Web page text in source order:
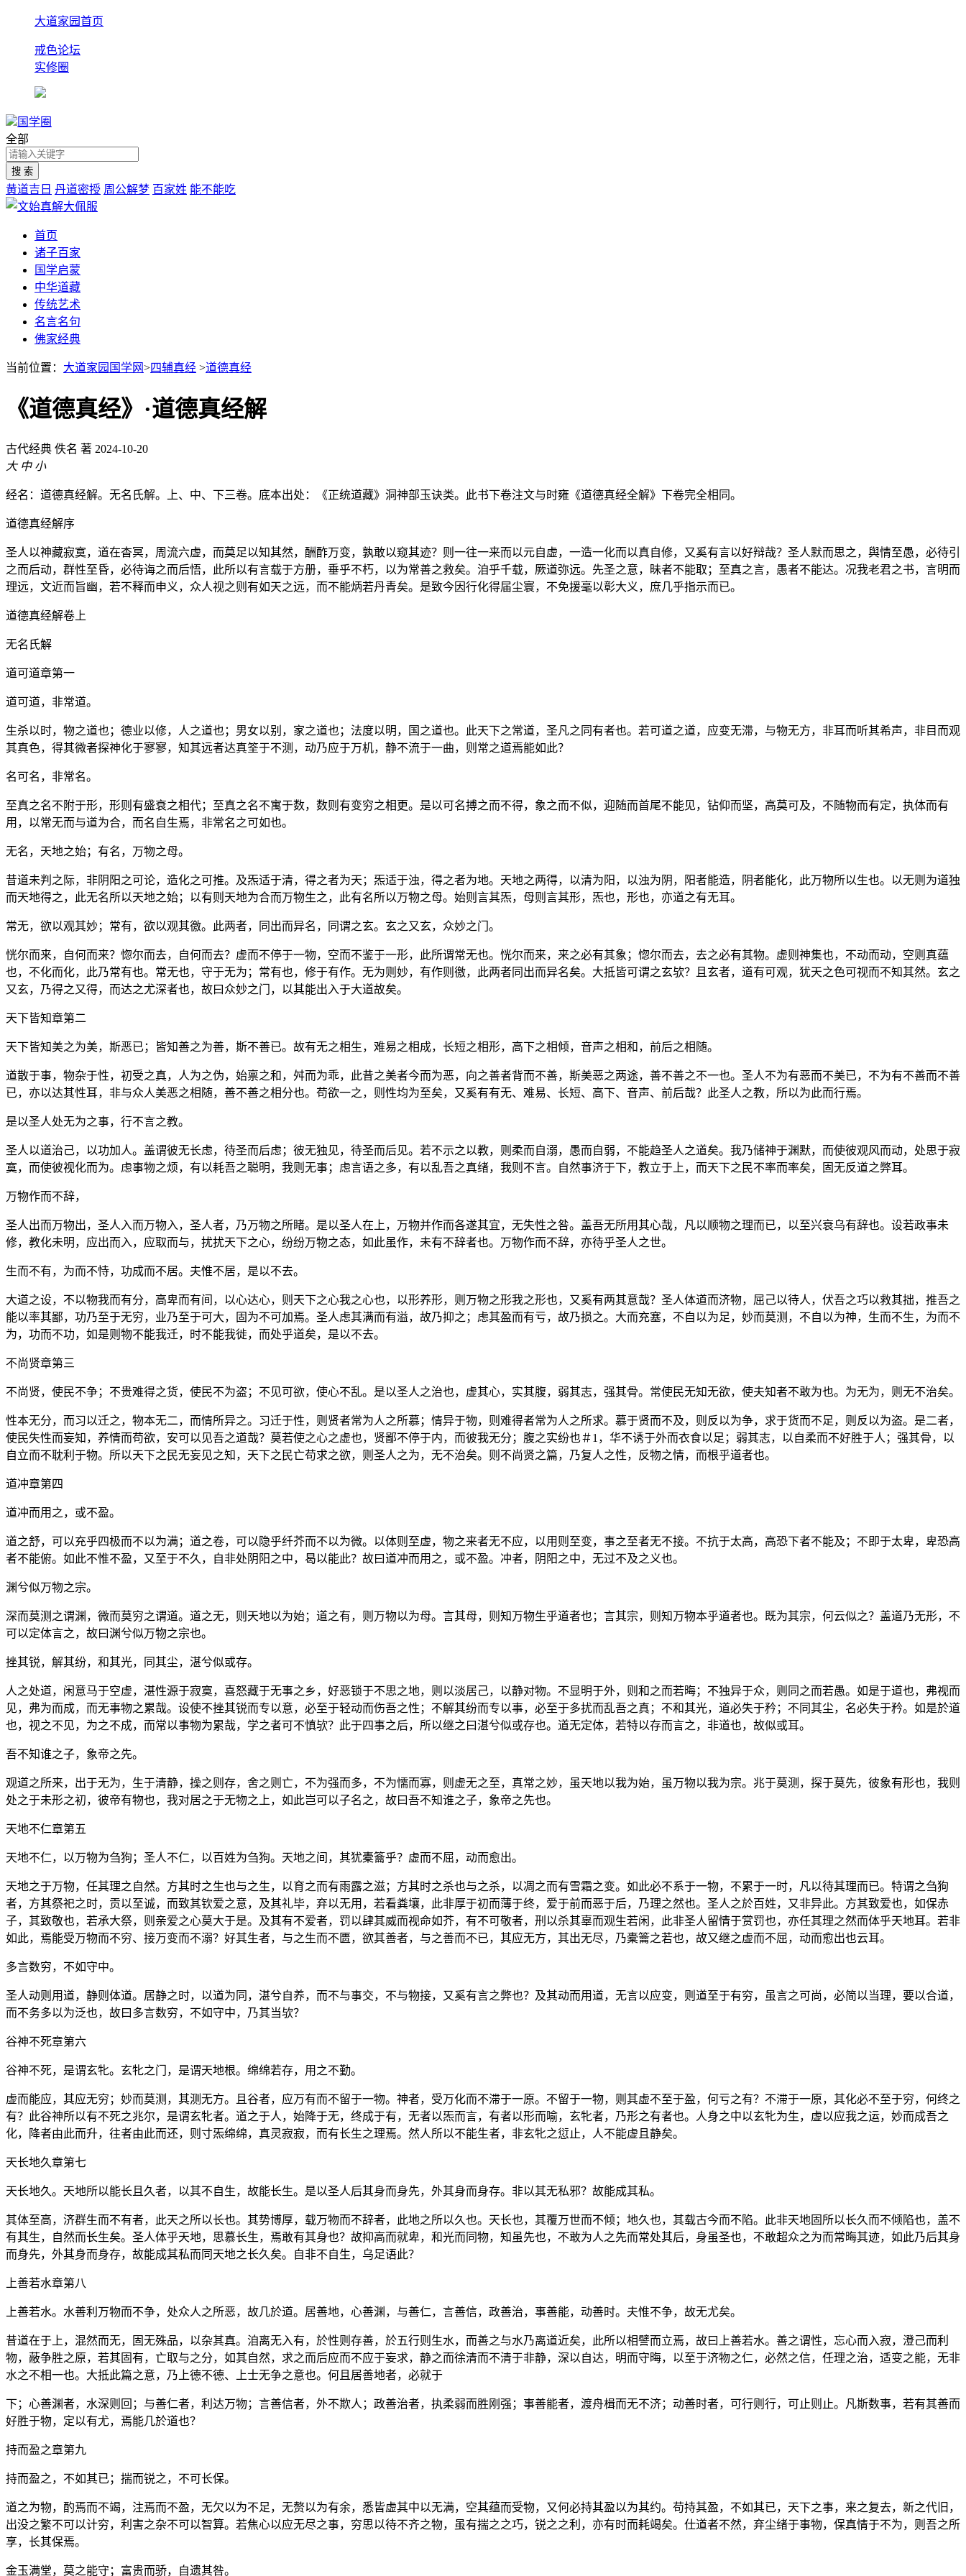
大道家园首页
戒色论坛
实修圈
国学圈
全部
黄道吉日 丹道密授 周公解梦 百家姓 能不能吃
首页
诸子百家
国学启蒙
中华道藏
传统艺术
名言名句
佛家经典
当前位置： 大道家园国学网>四辅真经 >道德真经
《道德真经》·道德真经解
古代经典 佚名 著 2024-10-20
大 中 小
经名：道德真经解。无名氏解。上、中、下三卷。底本出处：《正统道藏》洞神部玉诀类。此书下卷注文与时雍《道德真经全解》下卷完全相同。
道德真经解序
圣人以神藏寂寞，道在杳冥，周流六虚，而莫足以知其然，酬酢万变，孰敢以窥其迹？则一往一来而以元自虚，一造一化而以真自修，又奚有言以好辩哉？圣人默而思之，舆情至愚，必待引
之而后动，群性至昏，必待诲之而后悟，此所以有言载于方册，垂乎不朽，以为常善之救矣。洎乎千载，厥道弥远。先圣之意，昧者不能取；至真之言，愚者不能达。况我老君之书，言明而
理远，文近而旨幽，若不释而申义，众人视之则有如天之远，而不能炳若丹青矣。是致今因行化得届尘寰，不免援毫以彰大义，庶几乎指示而已。
道德真经解卷上
无名氏解
道可道章第一
道可道，非常道。
生杀以时，物之道也；德业以修，人之道也；男女以别，家之道也；法度以明，国之道也。此天下之常道，圣凡之同有者也。若可道之道，应变无滞，与物无方，非耳而听其希声，非目而观
其真色，得其微者探神化于寥寥，知其远者达真筌于不测，动乃应于万机，静不流于一曲，则常之道焉能如此？
名可名，非常名。
至真之名不附于形，形则有盛衰之相代；至真之名不寓于数，数则有变穷之相更。是以可名搏之而不得，象之而不似，迎随而首尾不能见，钻仰而坚，高莫可及，不随物而有定，执体而有
用，以常无而与道为合，而名自生焉，非常名之可如也。
无名，天地之始；有名，万物之母。
昔道未判之际，非阴阳之可论，造化之可推。及炁适于清，得之者为天；炁适于浊，得之者为地。天地之两得，以清为阳，以浊为阴，阳者能造，阴者能化，此万物所以生也。以无则为道独
而天地得之，此无名所以天地之始；以有则天地为合而万物生之，此有名所以万物之母。始则言其炁，母则言其形，炁也，形也，亦道之有无耳。
常无，欲以观其妙；常有，欲以观其徼。此两者，同出而异名，同谓之玄。玄之又玄，众妙之门。
恍尔而来，自何而来？惚尔而去，自何而去？虚而不停于一物，空而不鉴于一形，此所谓常无也。恍尔而来，来之必有其象；惚尔而去，去之必有其物。虚则神集也，不动而动，空则真蕴
也，不化而化，此乃常有也。常无也，守于无为；常有也，修于有作。无为则妙，有作则徼，此两者同出而异名矣。大抵皆可谓之玄欤？且玄者，道有可观，犹天之色可视而不知其然。玄之
又玄，乃得之又得，而达之尤深者也，故曰众妙之门，以其能出入于大道故矣。
天下皆知章第二
天下皆知美之为美，斯恶已；皆知善之为善，斯不善已。故有无之相生，难易之相成，长短之相形，高下之相倾，音声之相和，前后之相随。
道散于事，物杂于性，初受之真，人为之伪，始禀之和，舛而为乖，此昔之美者今而为恶，向之善者背而不善，斯美恶之两途，善不善之不一也。圣人不为有恶而不美已，不为有不善而不善
已，亦以达其性耳，非与众人美恶之相随，善不善之相分也。苟欲一之，则性均为至矣，又奚有有无、难易、长短、高下、音声、前后哉？此圣人之教，所以为此而行焉。
是以圣人处无为之事，行不言之教。
圣人以道治己，以功加人。盖谓彼无长虑，待圣而后虑；彼无独见，待圣而后见。若不示之以教，则柔而自溺，愚而自弱，不能趋圣人之道矣。我乃储神于渊默，而使彼观风而动，处思于寂
寞，而使彼视化而为。虑事物之烦，有以耗吾之聪明，我则无事；虑言语之多，有以乱吾之真绪，我则不言。自然事济于下，教立于上，而天下之民不率而率矣，固无反道之弊耳。
万物作而不辞，
圣人出而万物出，圣人入而万物入，圣人者，乃万物之所睹。是以圣人在上，万物并作而各遂其宜，无失性之咎。盖吾无所用其心哉，凡以顺物之理而已，以至兴衰乌有辞也。设若政事未
修，教化未明，应出而入，应取而与，扰扰天下之心，纷纷万物之态，如此虽作，未有不辞者也。万物作而不辞，亦待乎圣人之世。
生而不有，为而不恃，功成而不居。夫惟不居，是以不去。
大道之设，不以物我而有分，高卑而有间，以心达心，则天下之心我之心也，以形养形，则万物之形我之形也，又奚有两其意哉？圣人体道而济物，屈己以待人，伏吾之巧以救其拙，推吾之
能以率其鄙，功乃至于无穷，业乃至于可大，固为不可加焉。圣人虑其满而有溢，故乃抑之；虑其盈而有亏，故乃损之。大而充塞，不自以为足，妙而莫测，不自以为神，生而不生，为而不
为，功而不功，如是则物不能我迁，时不能我徙，而处乎道矣，是以不去。
不尚贤章第三
不尚贤，使民不争；不贵难得之货，使民不为盗；不见可欲，使心不乱。是以圣人之治也，虚其心，实其腹，弱其志，强其骨。常使民无知无欲，使夫知者不敢为也。为无为，则无不治矣。
性本无分，而习以迁之，物本无二，而情所异之。习迁于性，则贤者常为人之所慕；情异于物，则难得者常为人之所求。慕于贤而不及，则反以为争，求于货而不足，则反以为盗。是二者，
使民失性而妄知，养情而苟欲，安可以见吾之道哉？莫若使之心之虚也，贤鄙不停于内，而彼我无分；腹之实纷也＃1，华不诱于外而衣食以足；弱其志，以自柔而不好胜于人；强其骨，以
自立而不耽利于物。所以天下之民无妄见之知，天下之民亡苟求之欲，则圣人之为，无不治矣。则不尚贤之篇，乃复人之性，反物之情，而根乎道者也。
道冲章第四
道冲而用之，或不盈。
道之舒，可以充乎四极而不以为满；道之卷，可以隐乎纤芥而不以为微。以体则至虚，物之来者无不应，以用则至变，事之至者无不接。不抗于太高，高恐下者不能及；不即于太卑，卑恐高
者不能俯。如此不惟不盈，又至于不久，自非处阴阳之中，曷以能此？故曰道冲而用之，或不盈。冲者，阴阳之中，无过不及之义也。
渊兮似万物之宗。
深而莫测之谓渊，微而莫穷之谓道。道之无，则天地以为始；道之有，则万物以为母。言其母，则知万物生乎道者也；言其宗，则知万物本乎道者也。既为其宗，何云似之？盖道乃无形，不
可以定体言之，故曰渊兮似万物之宗也。
挫其锐，解其纷，和其光，同其尘，湛兮似或存。
人之处道，闲意马于空虚，湛性源于寂寞，喜怒藏于无事之乡，好恶锁于不思之地，则以淡居己，以静对物。不显明于外，则和之而若晦；不独异于众，则同之而若愚。如是于道也，弗视而
见，弗为而成，而无事物之累哉。设使不挫其锐而专以意，必至于轻动而伤吾之性；不解其纷而专以事，必至于多扰而乱吾之真；不和其光，道必失于矜；不同其尘，名必失于矜。如是於道
也，视之不见，为之不成，而常以事物为累哉，学之者可不慎欤？此于四事之后，所以继之曰湛兮似或存也。道无定体，若特以存而言之，非道也，故似或耳。
吾不知谁之子，象帝之先。
观道之所来，出于无为，生于清静，操之则存，舍之则亡，不为强而多，不为懦而寡，则虚无之至，真常之妙，虽天地以我为始，虽万物以我为宗。兆于莫测，探于莫先，彼象有形也，我则
处之于未形之初，彼帝有物也，我对居之于无物之上，如此岂可以子名之，故曰吾不知谁之子，象帝之先也。
天地不仁章第五
天地不仁，以万物为刍狗；圣人不仁，以百姓为刍狗。天地之间，其犹橐籥乎？虚而不屈，动而愈出。
天地之于万物，任其理之自然。方其时之生也与之生，以育之而有雨露之滋；方其时之杀也与之杀，以凋之而有雪霜之变。如此必不系于一物，不累于一时，凡以待其理而已。特谓之刍狗
者，方其祭祀之时，贡以至诚，而致其钦爱之意，及其礼毕，弃以无用，若看粪壤，此非厚于初而薄于终，爱于前而恶于后，乃理之然也。圣人之於百姓，又非异此。方其致爱也，如保赤
子，其致敬也，若承大祭，则亲爱之心莫大于是。及其有不爱者，罚以肆其威而视命如芥，有不可敬者，刑以杀其辜而观生若闲，此非圣人留情于赏罚也，亦任其理之然而体乎天地耳。若非
如此，焉能受万物而不穷、接万变而不溺？好其生者，与之生而不匮，欲其善者，与之善而不已，其应无方，其出无尽，乃橐籥之若也，故又继之虚而不屈，动而愈出也云耳。
多言数穷，不如守中。
圣人动则用道，静则体道。居静之时，以道为同，湛兮自养，而不与事交，不与物接，又奚有言之弊也？及其动而用道，无言以应变，则道至于有穷，虽言之可尚，必简以当理，要以合道，
而不务多以为泛也，故曰多言数穷，不如守中，乃其当欤？
谷神不死章第六
谷神不死，是谓玄牝。玄牝之门，是谓天地根。绵绵若存，用之不勤。
虚而能应，其应无穷；妙而莫测，其测无方。且谷者，应万有而不留于一物。神者，受万化而不滞于一原。不留于一物，则其虚不至于盈，何亏之有？不滞于一原，其化必不至于穷，何终之
有？此谷神所以有不死之兆尔，是谓玄牝者。道之于人，始降于无，终成于有，无者以炁而言，有者以形而喻，玄牝者，乃形之有者也。人身之中以玄牝为生，虚以应我之运，妙而成吾之
化，降者由此而升，往者由此而还，则寸炁绵绵，真灵寂寂，而有长生之理焉。然人所以不能生者，非玄牝之愆止，人不能虚且静矣。
天长地久章第七
天长地久。天地所以能长且久者，以其不自生，故能长生。是以圣人后其身而身先，外其身而身存。非以其无私邪？故能成其私。
其体至高，济群生而不有者，此天之所以长也。其势博厚，载万物而不辞者，此地之所以久也。天长也，其覆万世而不倾；地久也，其载古今而不陷。此非天地固所以长久而不倾陷也，盖不
有其生，自然而长生矣。圣人体乎天地，思慕长生，焉敢有其身也？故抑高而就卑，和光而同物，知虽先也，不敢为人之先而常处其后，身虽圣也，不敢超众之为而常晦其迹，如此乃后其身
而身先，外其身而身存，故能成其私而同天地之长久矣。自非不自生，乌足语此？
上善若水章第八
上善若水。水善利万物而不争，处众人之所恶，故几於道。居善地，心善渊，与善仁，言善信，政善治，事善能，动善时。夫惟不争，故无尤矣。
昔道在于上，混然而无，固无殊品，以杂其真。洎离无入有，於性则存善，於五行则生水，而善之与水乃离道近矣，此所以相譬而立焉，故曰上善若水。善之谓性，忘心而入寂，澄己而利
物，蔽争胜之原，若其固有，亡取与之分，如其自然，求之而后应而不应于妄求，静之而徐清而不清于非静，深以自达，明而守晦，以至于济物之仁，必然之信，任理之治，适变之能，无非
水之不相一也。大抵此篇之意，乃上德不德、上士无争之意也。何且居善地者，必就于
下；心善渊者，水深则回；与善仁者，利达万物；言善信者，外不欺人；政善治者，执柔弱而胜刚强；事善能者，渡舟楫而无不济；动善时者，可行则行，可止则止。凡斯数事，若有其善而
好胜于物，定以有尤，焉能几於道也？
持而盈之章第九
持而盈之，不如其已；揣而锐之，不可长保。
道之为物，酌焉而不竭，注焉而不盈，无欠以为不足，无赘以为有余，悉皆虚其中以无满，空其蕴而受物，又何必持其盈以为其约。苟持其盈，不如其已，天下之事，来之复去，新之代旧，
出没之繁不可以计穷，利害之杂不可以智算。若焦心以应无尽之事，穷思以待不齐之物，虽有揣之之巧，锐之之利，亦有时而耗竭矣。仕道者不然，弃尘绪于事物，保真情于不为，则吾之所
享，长其保焉。
金玉满堂，莫之能守；富贵而骄，自遗其咎。